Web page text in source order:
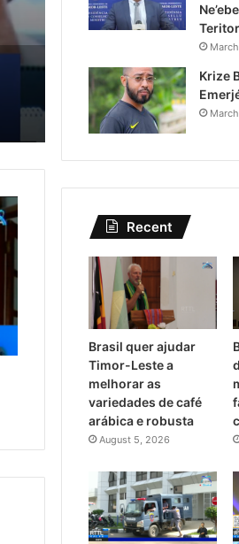
Krize
Recent
Brasil quer ajudar
Timor-Leste a
melhorar as
variedades de café
arábica e robusta
August 5, 2026